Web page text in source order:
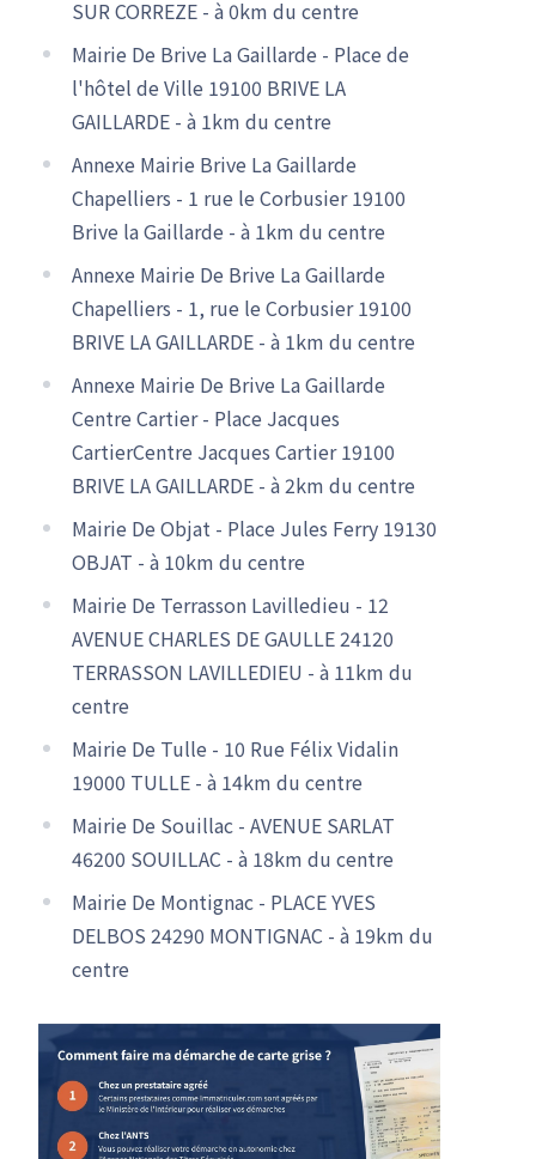
SUR CORREZE - à 0km du centre
Mairie De Brive La Gaillarde - Place de
l'hôtel de Ville 19100 BRIVE LA
GAILLARDE - à 1km du centre
Annexe Mairie Brive La Gaillarde
Chapelliers - 1 rue le Corbusier 19100
Brive la Gaillarde - à 1km du centre
Annexe Mairie De Brive La Gaillarde
Chapelliers - 1, rue le Corbusier 19100
BRIVE LA GAILLARDE - à 1km du centre
Annexe Mairie De Brive La Gaillarde
Centre Cartier - Place Jacques
CartierCentre Jacques Cartier 19100
BRIVE LA GAILLARDE - à 2km du centre
Mairie De Objat - Place Jules Ferry 19130
OBJAT - à 10km du centre
Mairie De Terrasson Lavilledieu - 12
AVENUE CHARLES DE GAULLE 24120
TERRASSON LAVILLEDIEU - à 11km du
centre
Mairie De Tulle - 10 Rue Félix Vidalin
19000 TULLE - à 14km du centre
Mairie De Souillac - AVENUE SARLAT
46200 SOUILLAC - à 18km du centre
Mairie De Montignac - PLACE YVES
DELBOS 24290 MONTIGNAC - à 19km du
centre